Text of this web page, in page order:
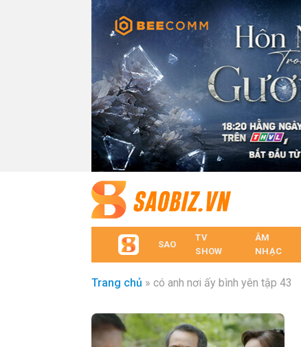
SAO
TV
SHOW
ÂM
NHẠC
Trang chủ » có anh nơi ấy bình yên tập 43